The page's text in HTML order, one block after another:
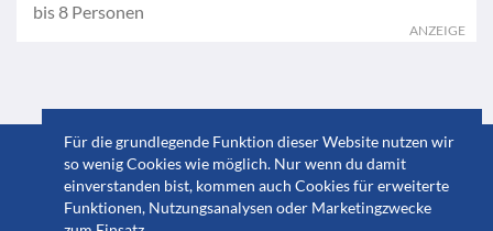
Für die grundlegende Funktion dieser Website nutzen wir
so wenig Cookies wie möglich. Nur wenn du damit
einverstanden bist, kommen auch Cookies für erweiterte
Funktionen, Nutzungsanalysen oder Marketingzwecke
bis 8 Personen
ANZEIGE
© 2023 GuidebookSweden
Impressum & Datenschutzerklärung|Cookie
Einstellungen